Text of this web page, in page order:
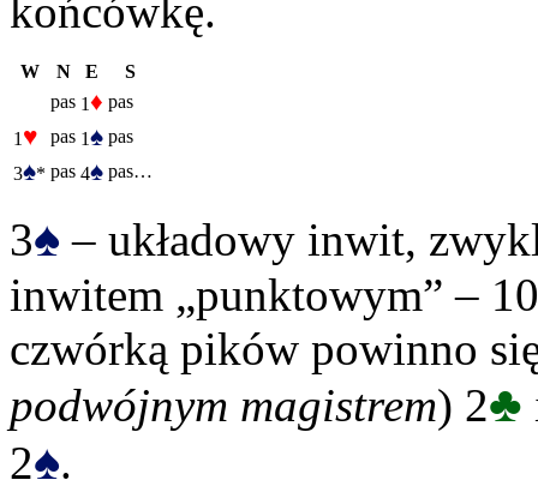
końcówkę.
W N E
S
pas 1♦ pas
1 ♥ pas 1♠ pas
3♠* pas 4♠ pas…
3♠ – układowy inwit,
inwitem „punktowym” –
czwórką pików powinno
podwójnym magistrem) 2♣
2♠.